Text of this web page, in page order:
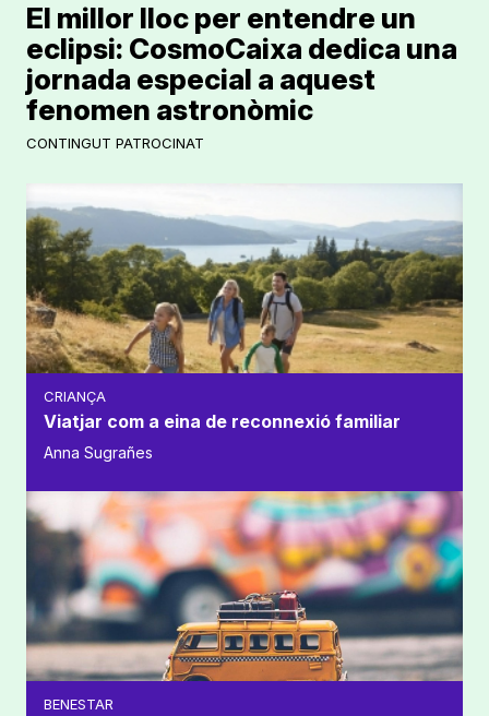
CONTINGUT PATROCINAT
El millor lloc per entendre un
eclipsi: CosmoCaixa dedica una
jornada especial a aquest
fenomen astronòmic
CRIANÇA
Viatjar com a eina de reconnexió familiar
Anna Sugrañes
BENESTAR